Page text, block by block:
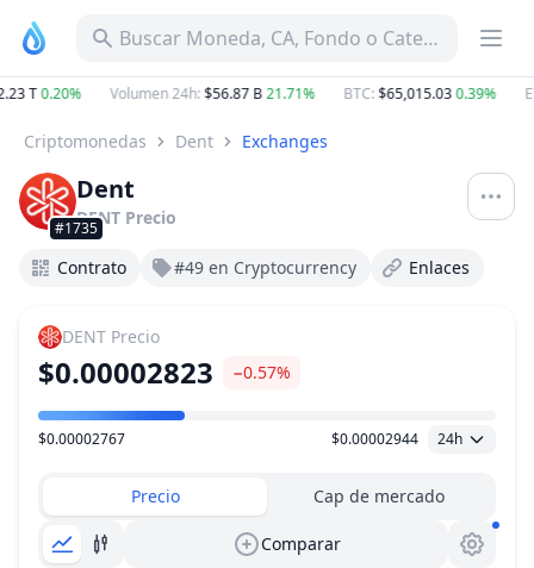
Buscar Moneda, CA, Fondo o Categoría
T0.20% Volumen 24h:$56.87 B21.71% BTC:$65,015.030.39%
Criptomonedas Dent Exchanges
#1735
Dent
DENT Precio
Contrato #49 en Cryptocurrency Enlaces
DENT Precio
$0.00002823 −0.57%
Rango de precio
$0.00002767 $0.00002944 24h
Precio Cap de mercado
Comparar